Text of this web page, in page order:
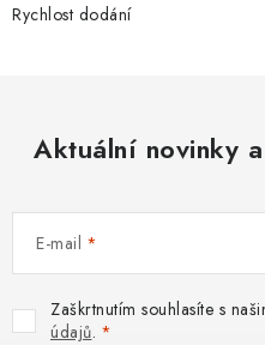
Rychlost dodání
Aktuální novinky
E-mail
Zaškrtnutím souhlasíte s
údajů.